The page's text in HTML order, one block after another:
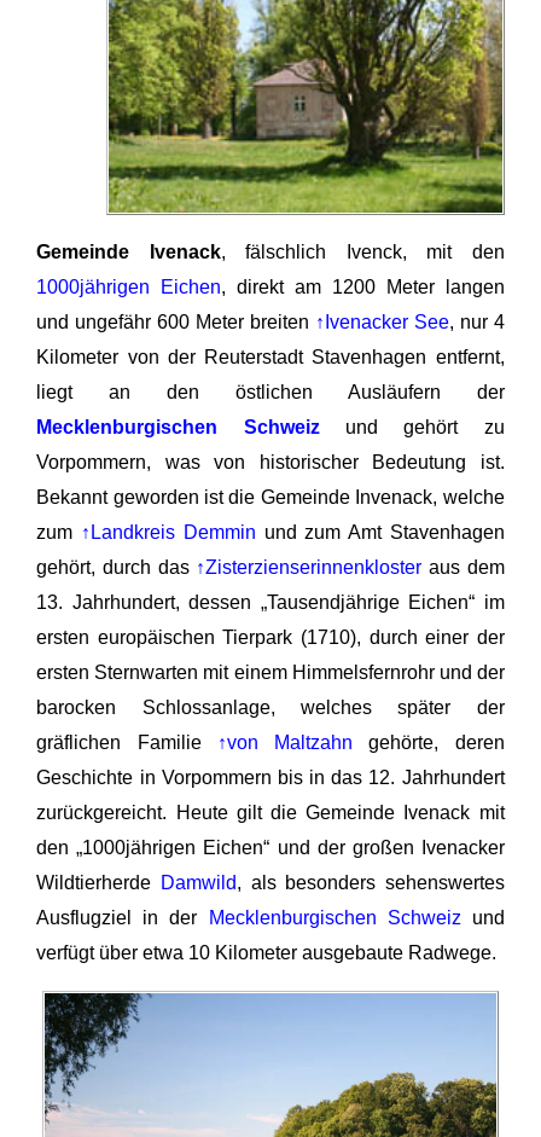
Gemeinde Ivenack, fälschlich Ivenck, mit den
1000jährigen Eichen, direkt am 1200 Meter langen
und ungefähr 600 Meter breiten ↑Ivenacker See, nur 4
Kilometer von der Reuterstadt Stavenhagen entfernt,
liegt an den östlichen Ausläufern der
Mecklenburgischen Schweizund gehört zu
Vorpommern, was von historischer Bedeutung ist.
Bekannt geworden ist die Gemeinde Invenack, welche
zum ↑Landkreis Demmin und zum Amt Stavenhagen
gehört, durch das ↑Zisterzienserinnenkloster aus dem
13. Jahrhundert, dessen „Tausendjährige Eichen“ im
ersten europäischen Tierpark (1710), durch einer der
ersten Sternwarten mit einem Himmelsfernrohr und der
barocken Schlossanlage, welches später der
gräflichen Familie
↑von Maltzahn gehörte, deren
Geschichte in Vorpommern bis in das 12. Jahrhundert
zurückgereicht. Heute gilt die Gemeinde Ivenack mit
den „1000jährigen Eichen“ und der großen Ivenacker
Wildtierherde Damwild, als besonders sehenswertes
Ausflugziel in der
Mecklenburgischen Schweiz und
verfügt über etwa 10 Kilometer ausgebaute Radwege.